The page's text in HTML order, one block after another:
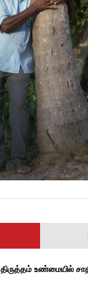
உண்மையில்